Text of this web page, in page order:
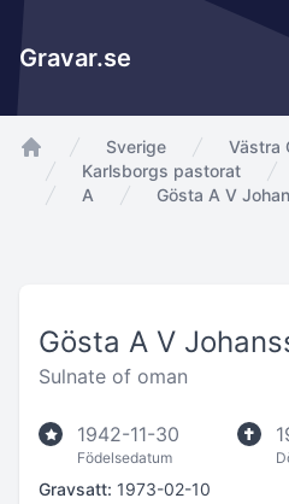
Gravar.se
app.Start
Sverige
Västra
Karlsborgs pastorat
A
Gösta A V
Gösta A V
Sulnate of oman
1942-11-30
Födelsedatum
Gravsatt: 1973-02-10